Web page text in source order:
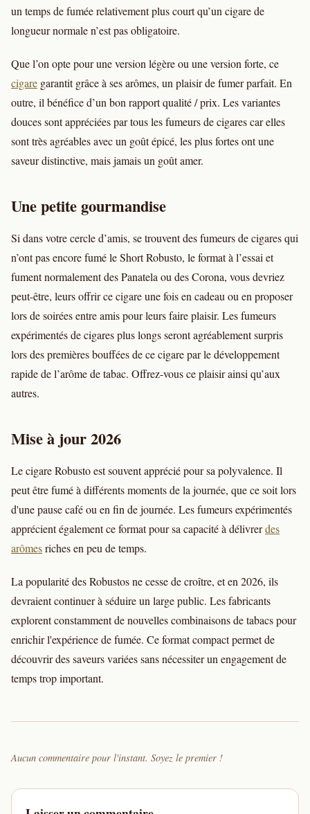
un temps de fumée relativement plus court qu’un cigare de
longueur normale n’est pas obligatoire.
Que l’on opte pour une version légère ou une version forte, ce
cigare garantit grâce à ses arômes, un plaisir de fumer parfait. En
outre, il bénéfice d’un bon rapport qualité / prix. Les variantes
douces sont appréciées par tous les fumeurs de cigares car elles
sont très agréables avec un goût épicé, les plus fortes ont une
saveur distinctive, mais jamais un goût amer.
Une petite gourmandise
Si dans votre cercle d’amis, se trouvent des fumeurs de cigares qui
n’ont pas encore fumé le Short Robusto, le format à l’essai et
fument normalement des Panatela ou des Corona, vous devriez
peut-être, leurs offrir ce cigare une fois en cadeau ou en proposer
lors de soirées entre amis pour leurs faire plaisir. Les fumeurs
expérimentés de cigares plus longs seront agréablement surpris
lors des premières bouffées de ce cigare par le développement
rapide de l’arôme de tabac. Offrez-vous ce plaisir ainsi qu’aux
autres.
Mise à jour 2026
Le cigare Robusto est souvent apprécié pour sa polyvalence. Il
peut être fumé à différents moments de la journée, que ce soit lors
d'une pause café ou en fin de journée. Les fumeurs expérimentés
apprécient également ce format pour sa capacité à délivrerdes
arômesriches en peu de temps.
La popularité des Robustos ne cesse de croître, et en 2026, ils
devraient continuer à séduire un large public. Les fabricants
explorent constamment de nouvelles combinaisons de tabacs pour
enrichir l'expérience de fumée. Ce format compact permet de
découvrir des saveurs variées sans nécessiter un engagement de
temps trop important.
Aucun commentaire pour l'instant. Soyez le premier !